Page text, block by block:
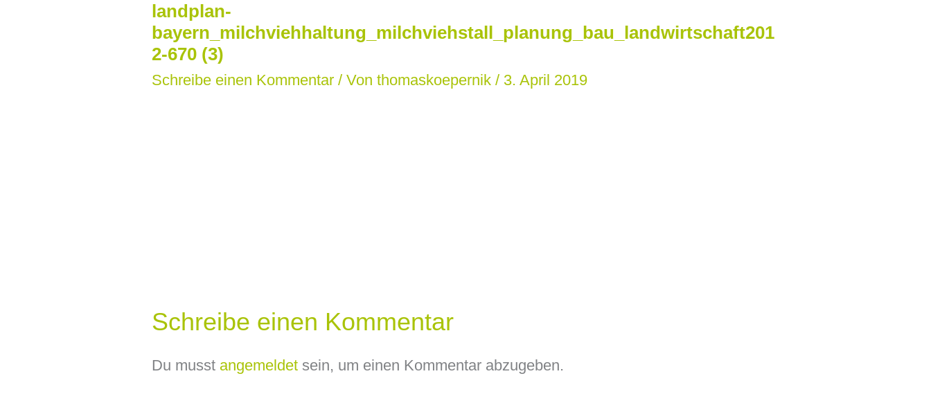
landplan-
bayern_milchviehhaltung_milchviehstall_planung_bau_landwirtschaft201
2-670 (3)
Schreibe einen Kommentar / Von thomaskoepernik / 3. April 2019
Schreibe einen Kommentar
Du musst angemeldetsein, um einen Kommentar abzugeben.